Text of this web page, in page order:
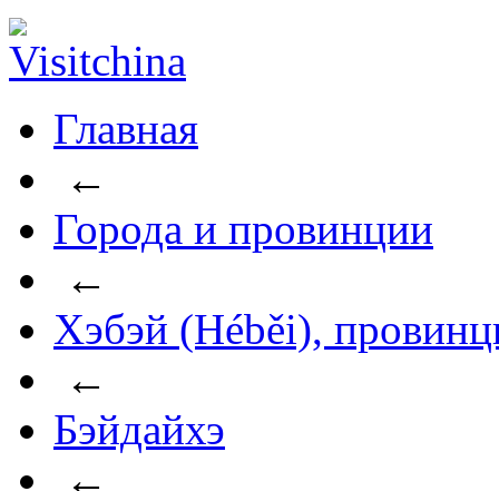
Главная
←
Города и провинции
←
Хэбэй (Héběi),
←
Бэйдайхэ
←